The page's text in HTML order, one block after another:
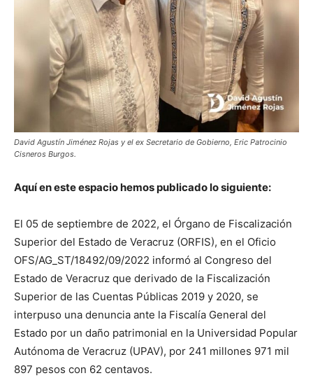
David Agustín Jiménez Rojas y el ex Secretario de Gobierno, Eric Patrocinio
Cisneros Burgos.
Aquí en este espacio hemos publicado lo siguiente:
El 05 de septiembre de 2022, el Órgano de Fiscalización
Superior del Estado de Veracruz (ORFIS), en el Oficio
OFS/AG_ST/18492/09/2022 informó al Congreso del
Estado de Veracruz que derivado de la Fiscalización
Superior de las Cuentas Públicas 2019 y 2020, se
interpuso una denuncia ante la Fiscalía General del
Estado por un daño patrimonial en la Universidad Popular
Autónoma de Veracruz (UPAV), por 241 millones 971 mil
897 pesos con 62 centavos.